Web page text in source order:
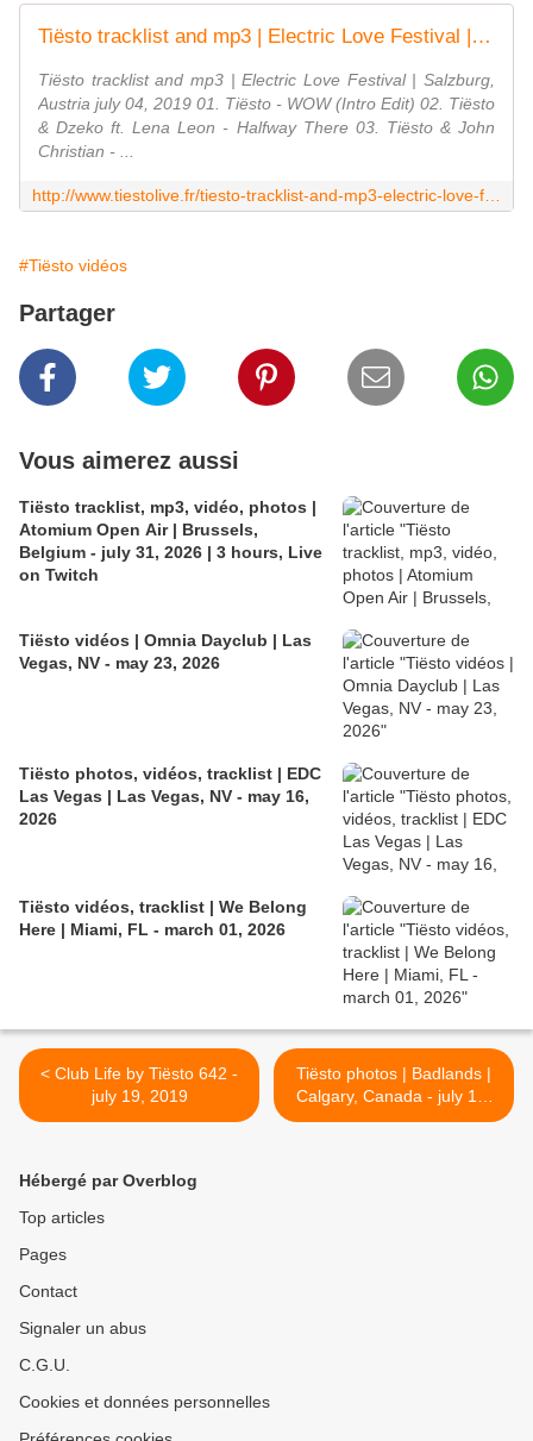
Tiësto tracklist and mp3 | Electric Love Festival | Salzburg, Austria - july 04, 2019 - √ TiestoLive - News Tiesto
Tiësto tracklist and mp3 | Electric Love Festival | Salzburg,
Austria july 04, 2019 01. Tiësto - WOW (Intro Edit) 02. Tiësto
& Dzeko ft. Lena Leon - Halfway There 03. Tiësto & John
Christian - ...
#Tiësto vidéos
Partager
Vous aimerez aussi
Tiësto tracklist, mp3, vidéo, photos |
Atomium Open Air | Brussels,
Belgium - july 31, 2026 | 3 hours, Live
on Twitch
Tiësto vidéos | Omnia Dayclub | Las
Vegas, NV - may 23, 2026
Tiësto photos, vidéos, tracklist | EDC
Las Vegas | Las Vegas, NV - may 16,
2026
Tiësto vidéos, tracklist | We Belong
Here | Miami, FL - march 01, 2026
< Club Life by Tiësto 642 -
july 19, 2019
Tiësto photos | Badlands |
Calgary, Canada - july 10,
2019 >
Hébergé par Overblog
Top articles
Pages
Contact
Signaler un abus
C.G.U.
Cookies et données personnelles